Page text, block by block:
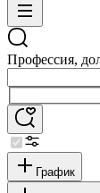
Профессия,
График